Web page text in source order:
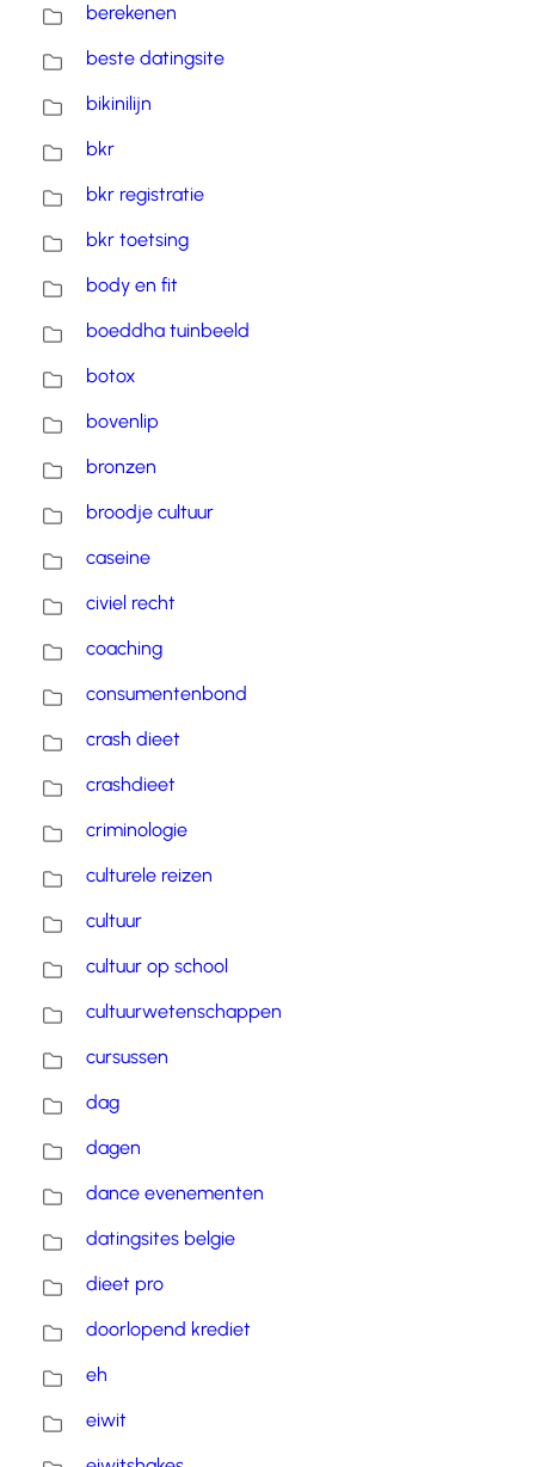
berekenen
beste datingsite
bikinilijn
bkr
bkr registratie
bkr toetsing
body en fit
boeddha tuinbeeld
botox
bovenlip
bronzen
broodje cultuur
caseine
civiel recht
coaching
consumentenbond
crash dieet
crashdieet
criminologie
culturele reizen
cultuur
cultuur op school
cultuurwetenschappen
cursussen
dag
dagen
dance evenementen
datingsites belgie
dieet pro
doorlopend krediet
eh
eiwit